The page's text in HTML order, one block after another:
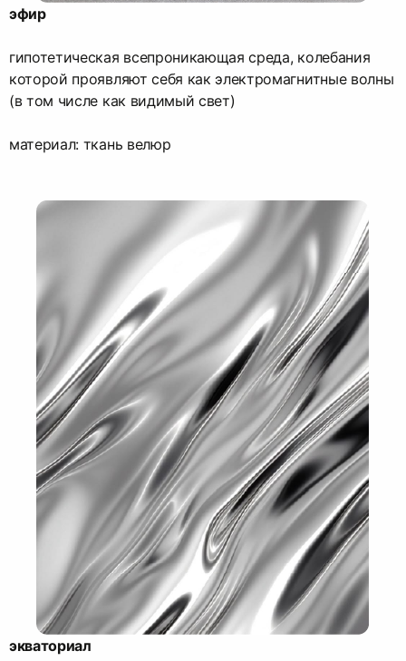
эфир
гипотетическая всепроникающая среда, колебания
которой проявляют себя как электромагнитные волны
(в том числе как видимый свет)
материал: ткань велюр
экваториал